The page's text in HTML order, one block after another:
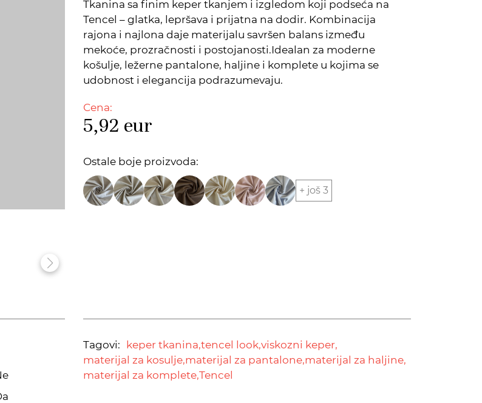
Tkanina sa finim keper tkanjem i izgledom koji podseća na
Tencel – glatka, lepršava i prijatna na dodir. Kombinacija
rajona i najlona daje materijalu savršen balans između
mekoće, prozračnosti i postojanosti.Idealan za moderne
košulje, ležerne pantalone, haljine i komplete u kojima se
udobnost i elegancija podrazumevaju.
Cena:
5,92 eur
Ostale boje proizvoda:
+ još 3
Tagovi: keper tkanina,tencel look,viskozni keper,
materijal za kosulje,materijal za pantalone,materijal za haljine,
materijal za komplete,Tencel